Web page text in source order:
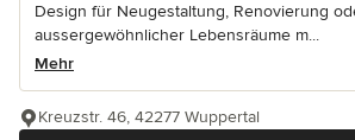
Design für Neugestaltung, Renovierung
aussergewöhnlicher Lebensräume m...
Mehr
Kreuzstr. 46, 42277 Wuppertal